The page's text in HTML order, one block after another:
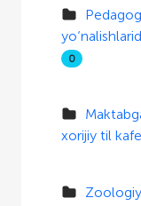
0
xorijiy til